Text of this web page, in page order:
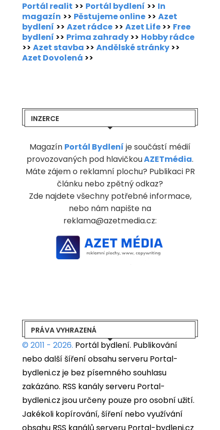
Portál realit >> Portál bydlení >> In
magazín >> Pěstujeme online >> Azet
bydlení >> Azet rádce >> Azet Life>> Free
bydlení >> Prima zahrady>> Hobby rádce
>> Azet stavba >> Andělské stránky>>
Azet Dovolená >>
INZERCE
Magazín Portál Bydlení je součástí médií
provozovaných pod hlavičkouAZETmédia.
Máte zájem o reklamní plochu? Publikaci PR
článku nebo zpětný odkaz?
Zde najdete všechny potřebné informace,
nebo nám napište na
reklama@azetmedia.cz:
PRÁVA VYHRAZENÁ
© 2011 - 2026. Portál bydlení. Publikování
nebo další šíření obsahu serveru Portal-
bydleni.cz je bez písemného souhlasu
zakázáno. RSS kanály serveru Portal-
bydleni.cz jsou určeny pouze pro osobní užití.
Jakékoli kopírování, šíření nebo využívání